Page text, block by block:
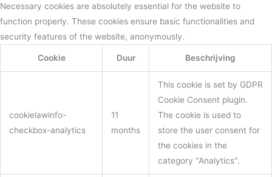
Necessary cookies are absolutely essential for the website to
function properly. These cookies ensure basic functionalities and
security features of the website, anonymously.
Cookie Duur Beschrijving
cookielawinfo-
checkbox-analytics
11
months
This cookie is set by GDPR
Cookie Consent plugin.
The cookie is used to
store the user consent for
the cookies in the
category "Analytics".